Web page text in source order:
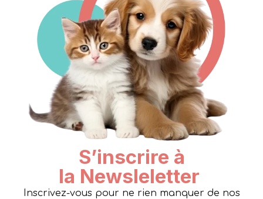
S’inscrire à
la Newsleletter
Inscrivez-vous pour ne rien manquer de nos